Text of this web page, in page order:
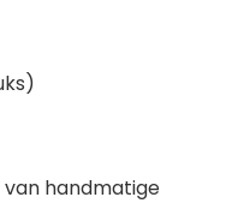
van handmatige